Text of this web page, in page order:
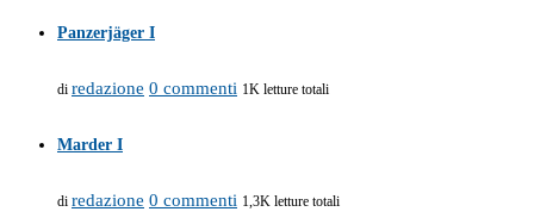
Panzerjäger I
di redazione 0 commenti 1K letture totali
Marder I
di redazione 0 commenti 1,3K letture totali